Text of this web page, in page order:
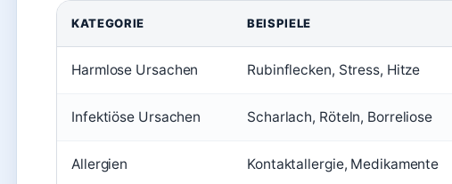
KATEGORIE BEISPIELE
Harmlose Ursachen Rubinflecken, Stress, Hitze
Infektiöse Ursachen Scharlach, Röteln, Borreliose
Allergien Kontaktallergie, Medikamente